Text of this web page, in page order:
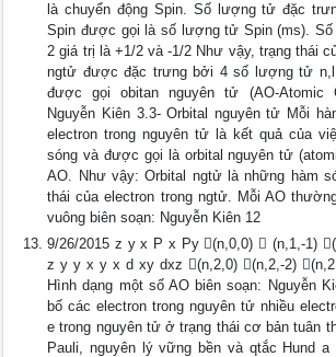
là chuyển động Spin. Số lượng tử đặc
Spin được gọi là số lượng tử Spin (ms).
2 giá trị là +1/2 và -1/2 Như vậy, trạng thái
ngtử được đặc trưng bởi 4 số lượng tử
được gọi obitan nguyên tử (AO-Atomic
Nguyễn Kiên 3.3- Orbital nguyên tử Mỗi
electron trong nguyên tử là kết quả của
sóng và được gọi là orbital nguyên tử
AO. Như vậy: Orbital ngtử là những hàm
thái của electron trong ngtử. Mỗi AO
vuông biên soạn: Nguyễn Kiên 12
9/26/2015 z y x P x Py (n,0,0)  (n,1,-1)
z y y x y x d xy dxz (n,2,0) (n,2,-2)
Hình dạng một số AO biên soạn: Nguyễn
bố các electron trong nguyên tử nhiều
e trong nguyên tử ở trạng thái cơ bản tuân
Pauli, nguyên lý vững bền và qtắc Hund